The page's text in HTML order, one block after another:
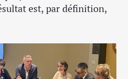
est, par définition,